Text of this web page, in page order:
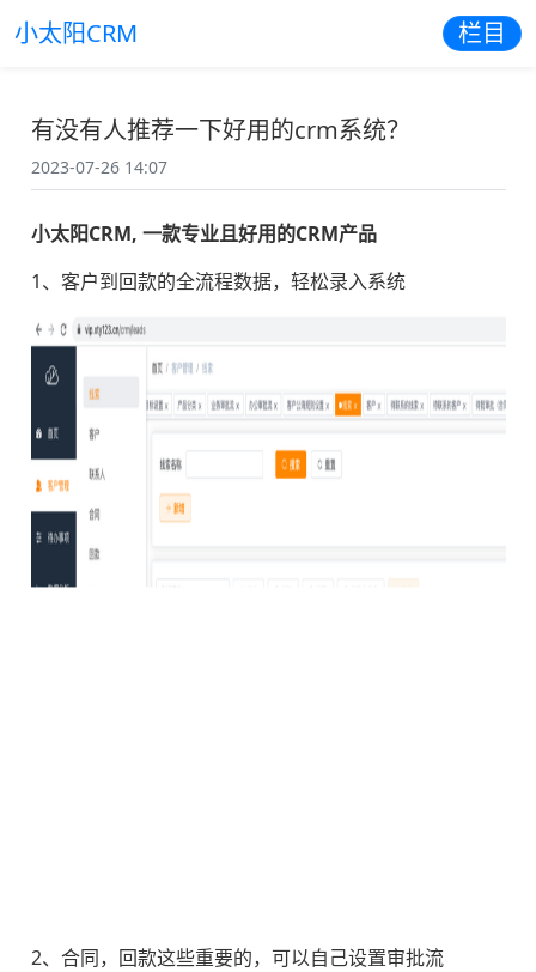
小太阳CRM 栏目
有没有人推荐一下好用的crm系统？
2023-07-26 14:07
小太阳CRM, 一款专业且好用的CRM产品
1、客户到回款的全流程数据，轻松录入系统
2、合同，回款这些重要的，可以自己设置审批流